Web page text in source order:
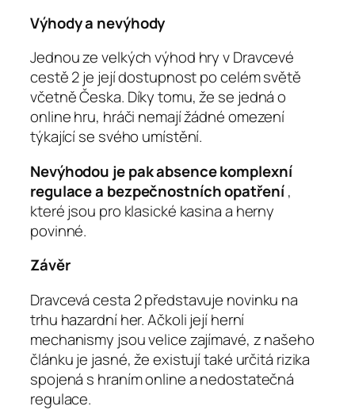
Výhody a nevýhody
Jednou ze velkých výhod hry v Dravcevé
cestě 2 je její dostupnost po celém světě
včetně Česka. Díky tomu, že se jedná o
online hru, hráči nemají žádné omezení
týkající se svého umístění.
Nevýhodou je pak absence komplexní
regulace a bezpečnostních opatření,
které jsou pro klasické kasina a herny
povinné.
Závěr
Dravcevá cesta 2 představuje novinku na
trhu hazardní her. Ačkoli její herní
mechanismy jsou velice zajímavé, z našeho
článku je jasné, že existují také určitá rizika
spojená s hraním online a nedostatečná
regulace.